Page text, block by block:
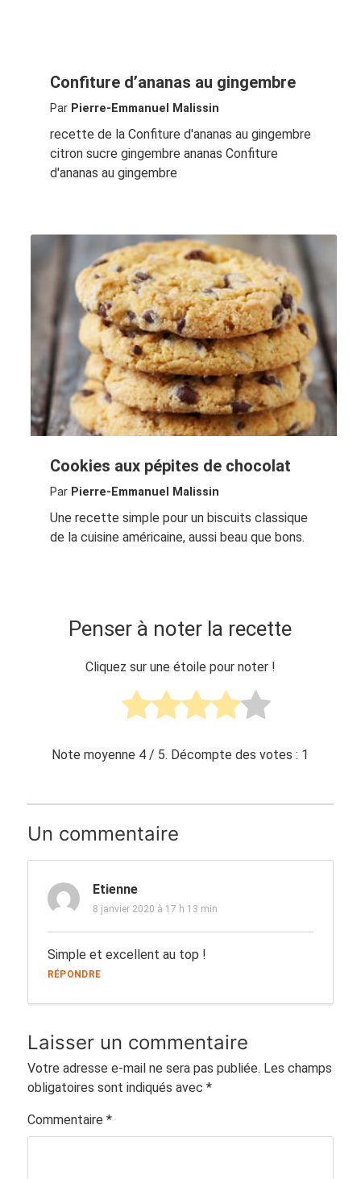
Confiture d’ananas au gingembre
Par Pierre-Emmanuel Malissin
recette de la Confiture d'ananas au gingembre
citron sucre gingembre ananas Confiture
d'ananas au gingembre
Cookies aux pépites de chocolat
Par Pierre-Emmanuel Malissin
Une recette simple pour un biscuits classique
de la cuisine américaine, aussi beau que bons.
Penser à noter la recette
Cliquez sur une étoile pour noter !
Note moyenne 4 / 5. Décompte des votes : 1
Un commentaire
Etienne
8 janvier 2020 à 17 h 13 min
Simple et excellent au top !
RÉPONDRE
Laisser un commentaire
Votre adresse e-mail ne sera pas publiée. Les champs
obligatoires sont indiqués avec *
Commentaire *